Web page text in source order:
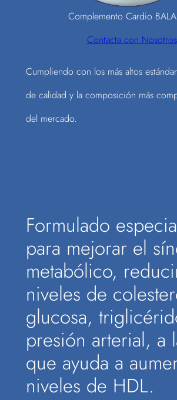
Complemento Cardio
Contacta con Nosotros
Cumpliendo con los más altos
de calidad y la composición más
del mercado.
Formulado
para mejorar el
metabólico,
niveles de
glucosa,
presión arterial, a
que ayuda a
niveles de HDL.